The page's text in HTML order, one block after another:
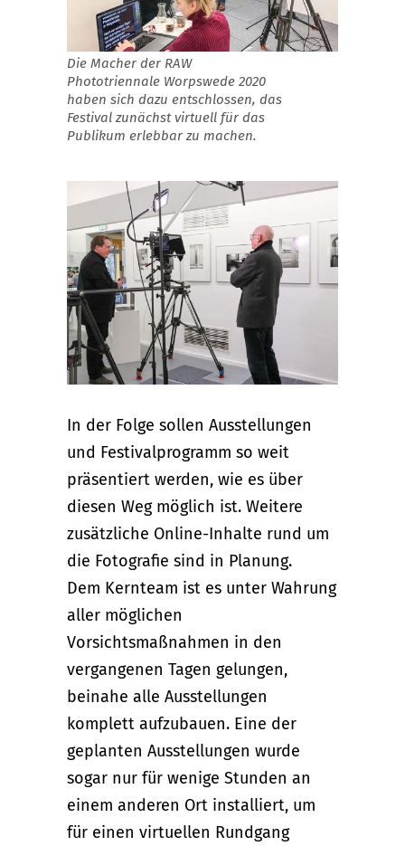
Die Macher der RAW
Phototriennale Worpswede 2020
haben sich dazu entschlossen, das
Festival zunächst virtuell für das
Publikum erlebbar zu machen.
In der Folge sollen Ausstellungen
und Festivalprogramm so weit
präsentiert werden, wie es über
diesen Weg möglich ist. Weitere
zusätzliche Online-Inhalte rund um
die Fotografie sind in Planung.
Dem Kernteam ist es unter Wahrung
aller möglichen
Vorsichtsmaßnahmen in den
vergangenen Tagen gelungen,
beinahe alle Ausstellungen
komplett aufzubauen. Eine der
geplanten Ausstellungen wurde
sogar nur für wenige Stunden an
einem anderen Ort installiert, um
für einen virtuellen Rundgang